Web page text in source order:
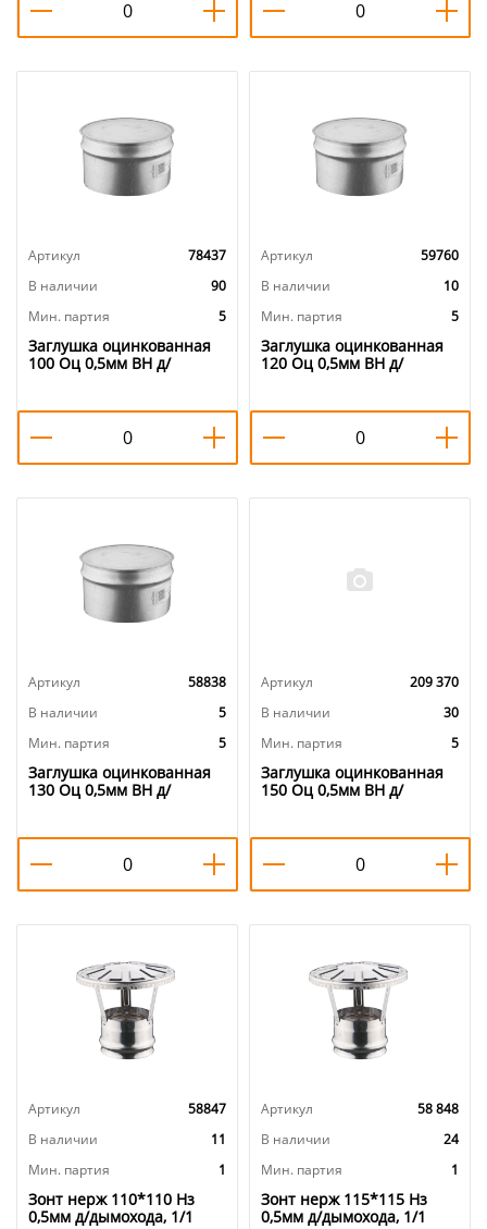
Артикул
78437
В наличии
90
Мин. партия
5
Заглушка оцинкованная
100 Оц 0,5мм ВН д/
Артикул
59760
В наличии
10
Мин. партия
5
Заглушка оцинкованная
120 Оц 0,5мм ВН д/
Артикул
58838
В наличии
5
Мин. партия
5
Заглушка оцинкованная
130 Оц 0,5мм ВН д/
Артикул
209 370
В наличии
30
Мин. партия
5
Заглушка оцинкованная
150 Оц 0,5мм ВН д/
Артикул
58847
В наличии
11
Мин. партия
1
Зонт нерж 110*110 Нз
0,5мм д/дымохода, 1/1
Артикул
58 848
В наличии
24
Мин. партия
1
Зонт нерж 115*115 Нз
0,5мм д/дымохода, 1/1